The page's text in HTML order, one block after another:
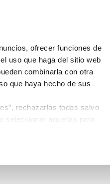
ofrecer funciones de
uso que haga del sitio web
combinarla con otra
que haya hecho de sus
rechazarlas todas salvo
aquellas para